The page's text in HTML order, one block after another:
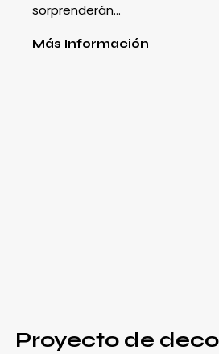
sorprenderán…
Más Información
Proyecto de